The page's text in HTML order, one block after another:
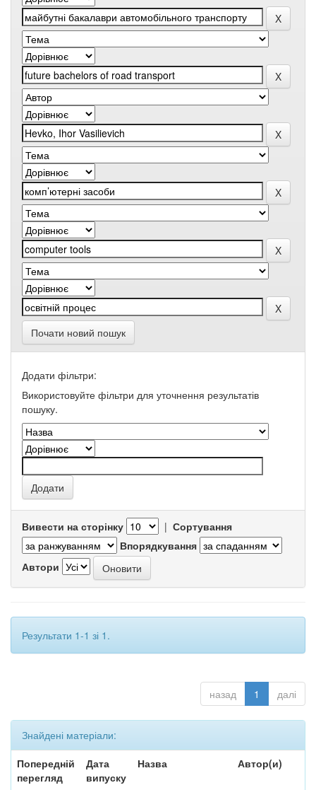
Почати новий пошук
Додати фільтри:
Використовуйте фільтри для уточнення результатів
пошуку.
Вивести на сторінку | Сортування
Впорядкування
Автори
Результати 1-1 зі 1.
назад 1 далі
Знайдені матеріали:
Попередній
перегляд
Дата
випуску
Назва Автор(и)